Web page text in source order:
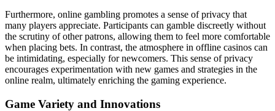
Furthermore, online gambling promotes a sense of privacy that
many players appreciate. Participants can gamble discreetly without
the scrutiny of other patrons, allowing them to feel more comfortable
when placing bets. In contrast, the atmosphere in offline casinos can
be intimidating, especially for newcomers. This sense of privacy
encourages experimentation with new games and strategies in the
online realm, ultimately enriching the gaming experience.
Game Variety and Innovations